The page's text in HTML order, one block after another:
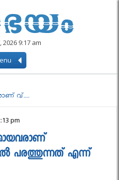
2026 9:17 am
വ്....
pm
പരത്തുന്നത് എന്ന്